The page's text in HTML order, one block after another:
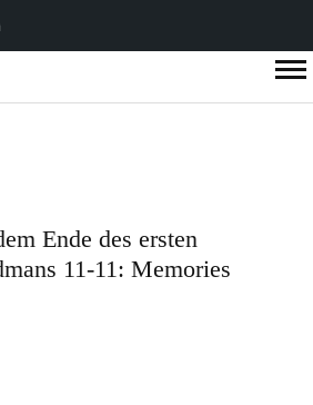
Ende des ersten
11-11: Memories